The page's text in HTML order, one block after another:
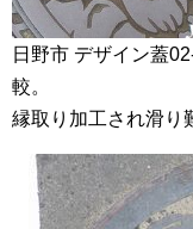
日野市 デザイン蓋
較。
縁取り加工され滑り